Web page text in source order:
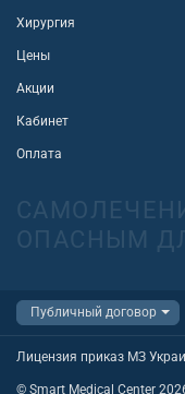
Хирургия
Цены
Акции
Кабинет
Оплата
ОПАСНЫМ
Лицензия приказ МЗ
© Smart Medical Center